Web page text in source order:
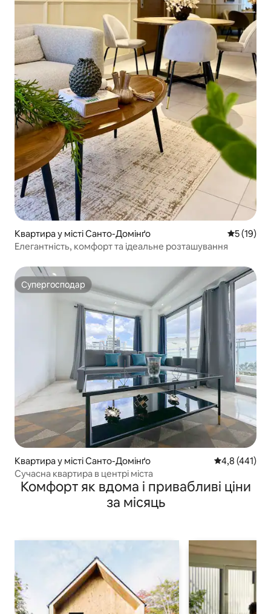
Квартира у місті Санто-Домінґо Середня
5 (19)
Елегантність, комфорт та ідеальне розташування
Супергосподар
Супергосподар
Квартира у місті Санто-Домінґо Середня
4,8 (441)
Сучасна квартира в центрі міста
Комфорт як вдома і привабливі ціни
за місяць